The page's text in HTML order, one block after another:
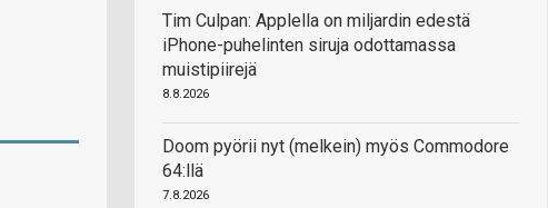
Tim Culpan: Applella on miljardin edestä
iPhone-puhelinten siruja odottamassa
muistipiirejä
8.8.2026
Doom pyörii nyt (melkein) myös Commodore
64:llä
7.8.2026